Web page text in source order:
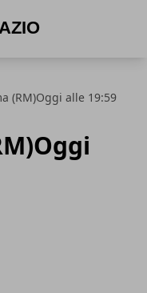
(RM)Oggi alle 19:59